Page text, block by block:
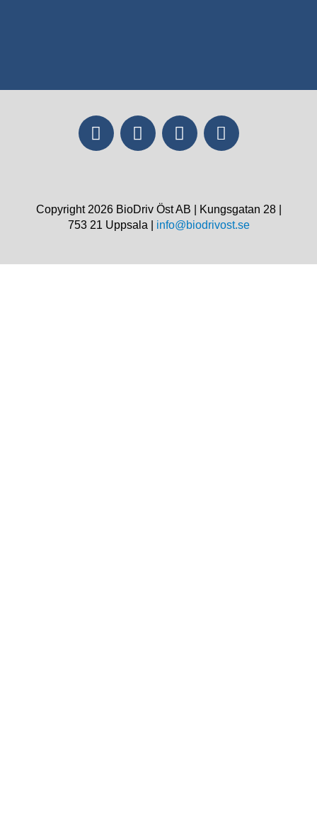
Copyright 2026 BioDriv Öst AB | Kungsgatan 28 |
753 21 Uppsala | info@biodrivost.se